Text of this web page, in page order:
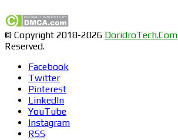
© Copyright 2018-2026 DoridroTech.Com
Reserved.
Facebook
Twitter
Pinterest
LinkedIn
YouTube
Instagram
RSS